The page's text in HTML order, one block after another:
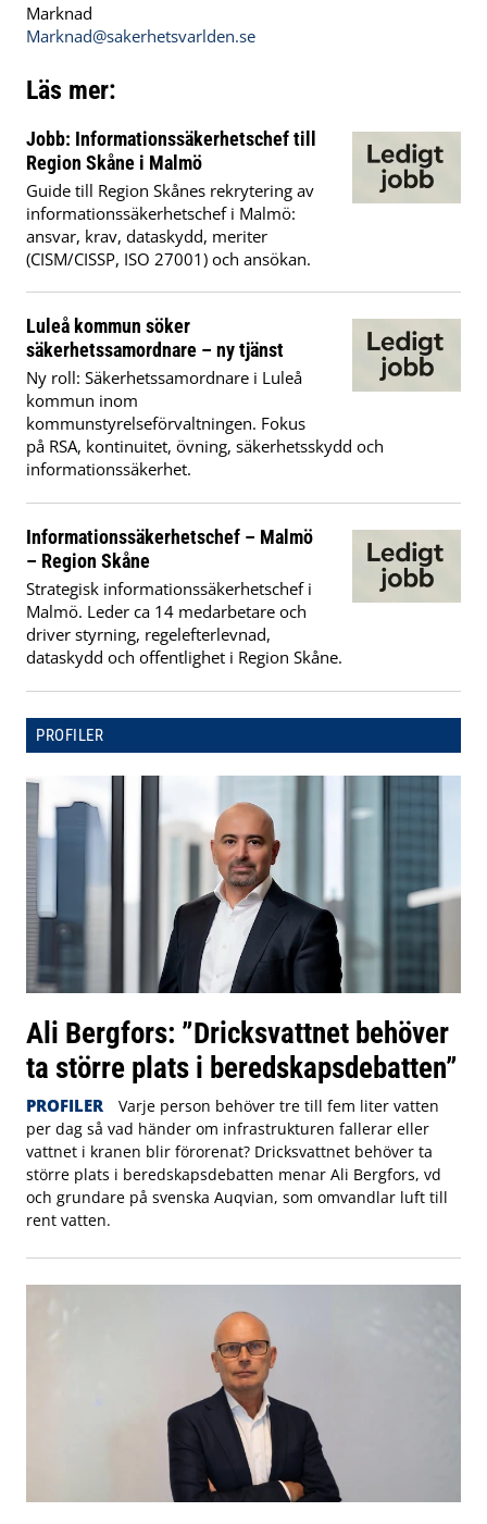
Marknad
Marknad@sakerhetsvarlden.se
Läs mer:
Jobb: Informationssäkerhetschef till
Region Skåne i Malmö
Guide till Region Skånes rekrytering av
informationssäkerhetschef i Malmö:
ansvar, krav, dataskydd, meriter
(CISM/CISSP, ISO 27001) och ansökan.
Luleå kommun söker
säkerhetssamordnare – ny tjänst
Ny roll: Säkerhetssamordnare i Luleå
kommun inom
kommunstyrelseförvaltningen. Fokus
på RSA, kontinuitet, övning, säkerhetsskydd och
informationssäkerhet.
Informationssäkerhetschef – Malmö
– Region Skåne
Strategisk informationssäkerhetschef i
Malmö. Leder ca 14 medarbetare och
driver styrning, regelefterlevnad,
dataskydd och offentlighet i Region Skåne.
PROFILER
Ali Bergfors: ”Dricksvattnet behöver
ta större plats i beredskapsdebatten”
PROFILER
Varje person behöver tre till fem liter vatten
per dag så vad händer om infrastrukturen fallerar eller
vattnet i kranen blir förorenat? Dricksvattnet behöver ta
större plats i beredskapsdebatten menar Ali Bergfors, vd
och grundare på svenska Auqvian, som omvandlar luft till
rent vatten.